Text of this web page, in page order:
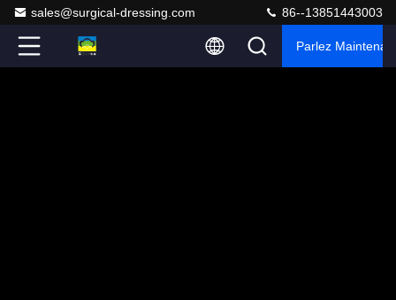
sales@surgical-dressing.com 86--13851443003
Parlez